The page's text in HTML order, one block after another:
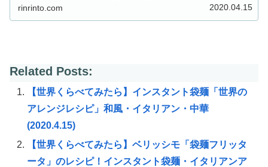
rinrinto.com 2020.04.15
Related Posts:
【世界くらべてみたら】インスタント袋麺「世界の
アレンジレシピ」和風・イタリアン・中華
(2020.4.15)
【世界くらべてみたら】ベリッシモ「袋麺フリッタ
ータ」のレシピ！インスタント袋麺・イタリアンア